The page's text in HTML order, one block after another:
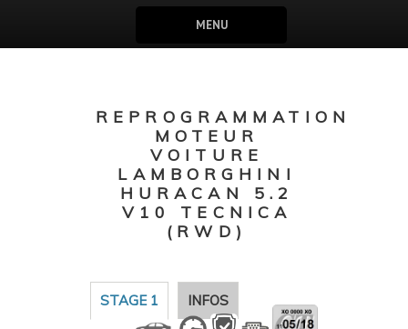
MENU
REPROGRAMMATION
MOTEUR
VOITURE
LAMBORGHINI
HURACAN 5.2
V10 TECNICA
(RWD)
STAGE 1 INFOS